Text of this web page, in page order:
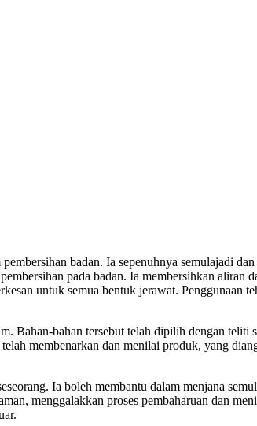
badan. Ia sepenuhnya semulajadi
pada badan. Ia membersihkan aliran
untuk semua bentuk jerawat. Penggunaan
Bahan-bahan tersebut telah dipilih dengan teliti
membenarkan dan menilai produk, yang
Ia boleh membantu dalam menjana
menggalakkan proses pembaharuan dan